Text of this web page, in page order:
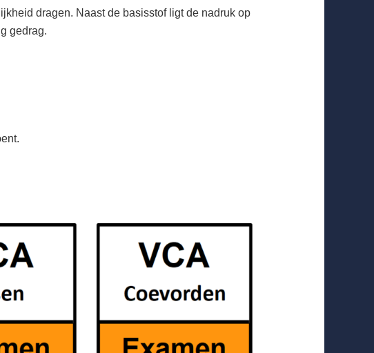
dragen. Naast de basisstof ligt de nadruk op
gedrag.
85,00
Prijsklasse:
€ 85,00
tot
€ 95,00